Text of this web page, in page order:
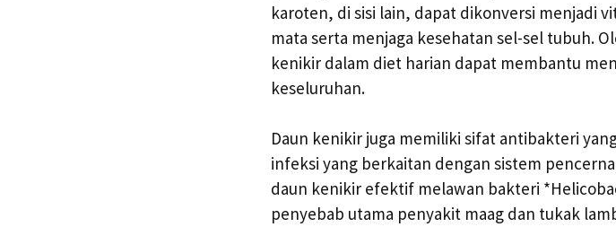
karoten, di sisi lain, dapat dikonversi menjadi
mata serta menjaga kesehatan sel-sel tubuh.
kenikir dalam diet harian dapat membantu
keseluruhan.
Daun kenikir juga memiliki sifat antibakteri
infeksi yang berkaitan dengan sistem
daun kenikir efektif melawan bakteri
penyebab utama penyakit maag dan tukak